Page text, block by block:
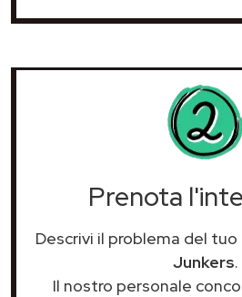
Prenota
Descrivi il problema del
Junkers.
Il nostro personale